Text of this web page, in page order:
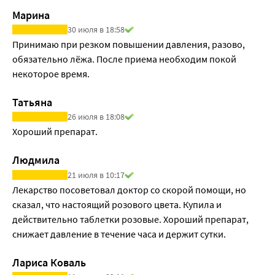
изменений фармакокинетики моксонидина.
Фармакокинетика в пожилом возрасте
Отмечены клинически незначимые изменения
фармакокинетических показателей моксонидина у
пожилых пациентов, вероятно обусловленные
несколько более высокой биодоступностыо.
Фармакокинетика у детей
Моксонидин не рекомендуется для применения у лиц
фармакокинетические исследования не проводились.
Фармакокинетика при почечной недостаточности
Выведение моксонидина в значительной степени
коррелирует с клиренсом креатинина (КК). У пациентов с
умеренной почечной недостаточностью (КК в интервале
30-60 мл/мин) равновесные концентрации в плазме
приблизительно в 2 и 1,5 раза выше, чем у лиц с
Марина
30 июля в 18:58
Принимаю при резком повышении давления, разово,
обязательно лёжа. После приема необходим покой
некоторое время.
Татьяна
26 июля в 18:08
Хороший препарат.
Людмила
21 июля в 10:17
Лекарство посоветовал доктор со скорой помощи, но
сказал, что настоящий розового цвета. Купила и
действительно таблетки розовые. Хороший препарат,
снижает давление в течение часа и держит сутки.
Лариса Коваль